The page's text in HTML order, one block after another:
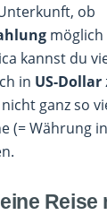
ob
möglich
kannst du
in US-Dollar
ganz so
(= Währung
Reise